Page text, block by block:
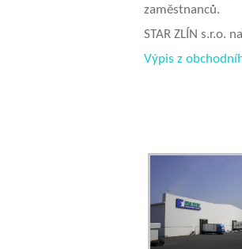
zaměstnanců.
STAR ZLÍN s.r.o.
Výpis z